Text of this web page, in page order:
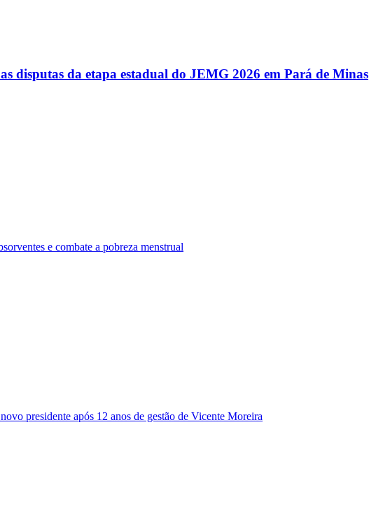
disputas da etapa estadual do JEMG 2026 em Pará de Minas
e combate a pobreza menstrual
presidente após 12 anos de gestão de Vicente Moreira